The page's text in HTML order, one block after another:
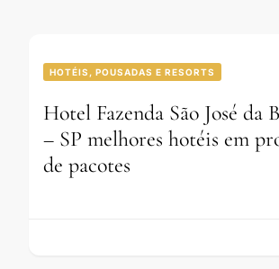
HOTÉIS, POUSADAS E RESORTS
Hotel Fazenda São José da
– SP melhores hotéis em
de pacotes